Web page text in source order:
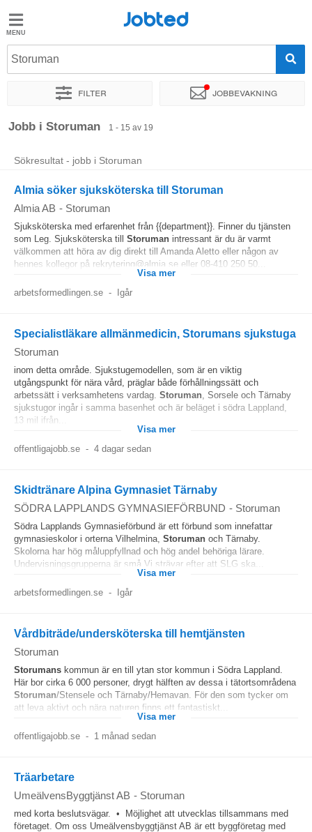
Jobted
Jobb
Jobted
Storuman
Filter Jobbevakning
Sortera efter Exakt plats
Jobb i Storuman 1 - 15 av 19
Sökresultat - jobb i Storuman
Almia söker sjuksköterska till Storuman
Almia AB - Storuman
Sjuksköterska med erfarenhet från {{department}}. Finner du tjänsten
som Leg. Sjuksköterska till Storuman intressant är du är varmt
välkommen att höra av dig direkt till Amanda Aletto eller någon av
hennes kollegor på rekrytering@almia.se eller 08-410 250 50...
Visa mer
arbetsformedlingen.se - Igår
Specialistläkare allmänmedicin, Storumans sjukstuga
Storuman
inom detta område. Sjukstugemodellen, som är en viktig
utgångspunkt för nära vård, präglar både förhållningssätt och
arbetssätt i verksamhetens vardag. Storuman, Sorsele och Tärnaby
sjukstugor ingår i samma basenhet och är beläget i södra Lappland,
13 mil ifrån...
Visa mer
offentligajobb.se - 4 dagar sedan
Skidtränare Alpina Gymnasiet Tärnaby
SÖDRA LAPPLANDS GYMNASIEFÖRBUND - Storuman
Södra Lapplands Gymnasieförbund är ett förbund som innefattar
gymnasieskolor i orterna Vilhelmina, Storuman och Tärnaby.
Skolorna har hög måluppfyllnad och hög andel behöriga lärare.
Undervisningsgrupperna är små Vi strävar efter att SLG ska...
Visa mer
arbetsformedlingen.se - Igår
Vårdbiträde/undersköterska till hemtjänsten
Storuman
Storumans kommun är en till ytan stor kommun i Södra Lappland.
Här bor cirka 6 000 personer, drygt hälften av dessa i tätortsområdena
Storuman/Stensele och Tärnaby/Hemavan. För den som tycker om
att leva aktivt och nära naturen finns ett fantastiskt...
Visa mer
offentligajobb.se - 1 månad sedan
Träarbetare
UmeälvensByggtjänst AB - Storuman
med korta beslutsvägar. • Möjlighet att utvecklas tillsammans med
företaget. Om oss Umeälvensbyggtjänst AB är ett byggföretag med